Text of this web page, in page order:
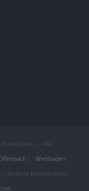
Jahn | Alle
Wiesbaden
| Website betreut durch